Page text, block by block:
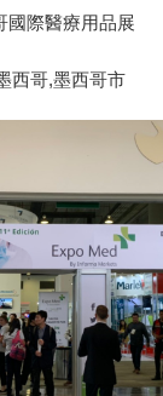
國際醫療用品展
西哥,墨西哥市